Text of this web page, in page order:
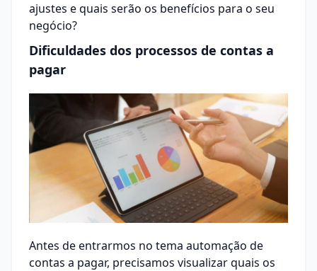
ajustes e quais serão os benefícios para o seu
negócio?
Dificuldades dos processos de contas a
pagar
Antes de entrarmos no tema automação de
contas a pagar, precisamos visualizar quais os